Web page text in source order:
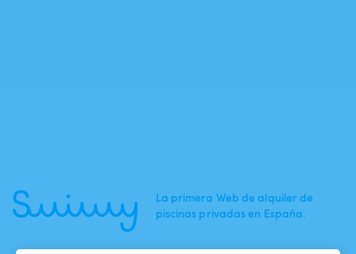
La primera Web de alquiler de
piscinas privadas en España.